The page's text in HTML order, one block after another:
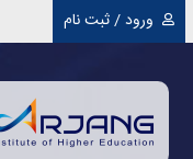
ورود / ثبت نام